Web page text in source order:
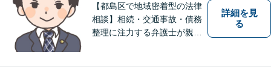
【都島区で地域密着型の法律
相談】相続・交通事故・債務
整理に注力する弁護士が親身
詳細を見
る